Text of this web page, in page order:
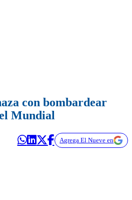
con bombardear
Mundial
Agrega El Nueve en